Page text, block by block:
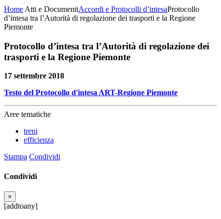
Home Atti e DocumentiAccordi e Protocolli d’intesaProtocollo
d’intesa tra l’Autorità di regolazione dei trasporti e la Regione
Piemonte
Protocollo d’intesa tra l’Autorità di regolazione dei
trasporti e la Regione Piemonte
17 settembre 2018
Testo del Protocollo d'intesa ART-Regione Piemonte
Aree tematiche
treni
efficienza
Stampa Condividi
Condividi
×
[addtoany]